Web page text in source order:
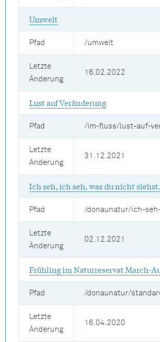
Umwelt
Pfad /umwelt
Letzte
Änderung
16.02.2022
Lust auf Veränderung
Pfad /im-fluss/lust-auf-
Letzte
Änderung
31.12.2021
Ich seh, ich seh, was du nicht
Pfad /donaunatur/ich-
Letzte
Änderung
02.12.2021
Frühling im Naturreservat March-
Pfad /donaunatur/
Letzte
Änderung
16.04.2020